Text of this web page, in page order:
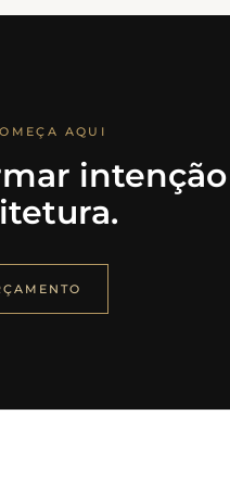
AQUI
intenção